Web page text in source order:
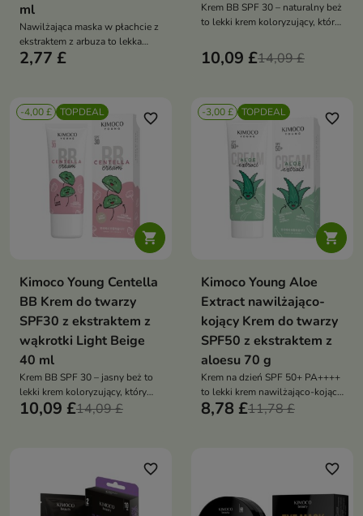
ml
Nawilżająca maska w płachcie z
ekstraktem z arbuza to lekka
maska, która intensywnie
pomaga przywrócić cerze
miękkość oraz świeży,
promienny wygląd
2,77 £
Krem BB SPF 30 – naturalny beż
to lekki krem koloryzujący, który
nawilża i nadaje jej naturalny
blask. Dzięki filtrowi SPF 30
sprawdza się w codziennej
pielęgnacji
10,09 £14,09 £
-4,00 £ TOPDEAL

favorite_border
Kimoco Young Centella
BB Krem do twarzy
SPF30 z ekstraktem z
wąkrotki Light Beige
40 ml
Krem BB SPF 30 – jasny beż to
lekki krem koloryzujący, który
wyrównuje koloryt skóry,
jednocześnie nadaje cerze
świeży i promienny wygląd
10,09 £14,09 £
-3,00 £ TOPDEAL

favorite_border
Kimoco Young Aloe
Extract nawilżająco-
kojący Krem do twarzy
SPF50 z ekstraktem z
aloesu 70 g
Krem na dzień SPF 50+ PA++++
to lekki krem nawilżająco-kojący,
który chroni skórę przed
obciążenia
8,78 £11,78 £
favorite_border favorite_border